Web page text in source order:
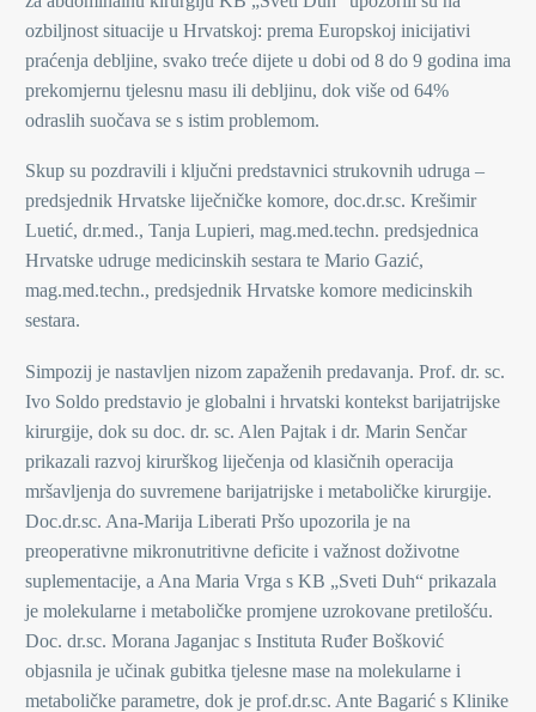
ozbiljnost situacije u Hrvatskoj: prema Europskoj inicijativi
praćenja debljine, svako treće dijete u dobi od 8 do 9 godina ima
prekomjernu tjelesnu masu ili debljinu, dok više od 64%
odraslih suočava se s istim problemom.
Skup su pozdravili i ključni predstavnici strukovnih udruga –
predsjednik Hrvatske liječničke komore, doc.dr.sc. Krešimir
Luetić, dr.med., Tanja Lupieri, mag.med.techn. predsjednica
Hrvatske udruge medicinskih sestara te Mario Gazić,
mag.med.techn., predsjednik Hrvatske komore medicinskih
sestara.
Simpozij je nastavljen nizom zapaženih predavanja. Prof. dr. sc.
Ivo Soldo predstavio je globalni i hrvatski kontekst barijatrijske
kirurgije, dok su doc. dr. sc. Alen Pajtak i dr. Marin Senčar
prikazali razvoj kirurškog liječenja od klasičnih operacija
mršavljenja do suvremene barijatrijske i metaboličke kirurgije.
Doc.dr.sc. Ana-Marija Liberati Pršo upozorila je na
preoperativne mikronutritivne deficite i važnost doživotne
suplementacije, a Ana Maria Vrga s KB „Sveti Duh“ prikazala
je molekularne i metaboličke promjene uzrokovane pretilošću.
Doc. dr.sc. Morana Jaganjac s Instituta Ruđer Bošković
objasnila je učinak gubitka tjelesne mase na molekularne i
metaboličke parametre, dok je prof.dr.sc. Ante Bagarić s Klinike